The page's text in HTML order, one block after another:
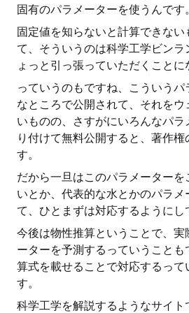
固有のパラメーターを使うんです。
固定値を知らないと計算できない
て、そういうのは科学工学ビンラ
ょっと引っ張っていただくことに
っていうのもですね、こういう
なところで公開されて、それを
いものの、さすがにいろんなパ
り付けて無料公開すると、著作
す。
だから一旦はこのパラメーターを
いとか、代表的な水とかのパラメ
て、ひとまずは対応するようにし
今後は物性推算ということで、実
ーターを予測するっていうこと
算式を載せることで対応するって
す。
科学工学を解説するようなサイト